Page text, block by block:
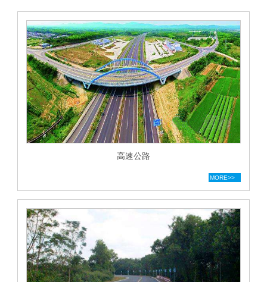
高速公路
MORE>>